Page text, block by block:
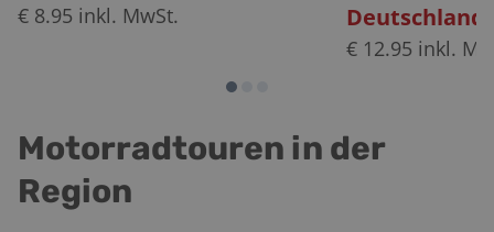
€ 8.95 inkl. MwSt.
Deutschland
€ 12.95 inkl.
Motorradtouren in der
Region